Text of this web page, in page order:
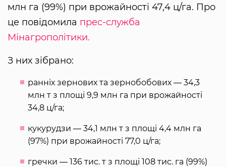
млн га (99%) при врожайності 47,4 ц/га. Про
це повідомила прес-служба
Мінагрополітики.
З них зібрано:
ранніх зернових та зернобобових ― 34,3
млн т з площі 9,9 млн га при врожайності
34,8 ц/га;
кукурудзи ― 34,1 млн т з площі 4,4 млн га
(97%) при врожайності 77,0 ц/га;
гречки ― 136 тис. т з площі 108 тис. га (99%)